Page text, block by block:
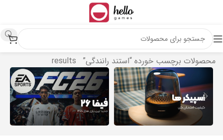
خانه
محصولات برچسب خورده “استند رانندگی”
Showing all 4
results